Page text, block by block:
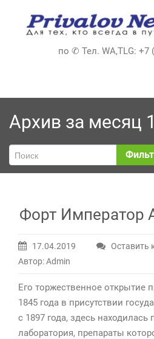
содержимому
по ✆ Тел. WA,TLG: +7
Архив за месяц
Форт Император
17.04.2019
Оставить
Автор: Admin
Его торжественное открытие
1845 года в присутствии
с 1897 года, здесь находилась
лаборатория, препараты